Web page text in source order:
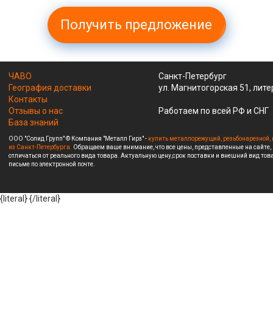
Получить предложение
ЧАВО
География доставки
Контакты
Отзывы о нас
База знаний
Санкт-Петербург
ул. Магнитогорская 51,
Работаем по всей РФ и СНГ
ООО "Солид Групп" © Компания "Металл Гирз" - купить металлорежущий,
из Санкт-Петербурга. Обращаем ваше внимание, что все цены, представленные на
отличаться от реального вида товара. Актуальную цену,срок поставки и внешний вид
письме по электронной почте.
{literal}{/literal}